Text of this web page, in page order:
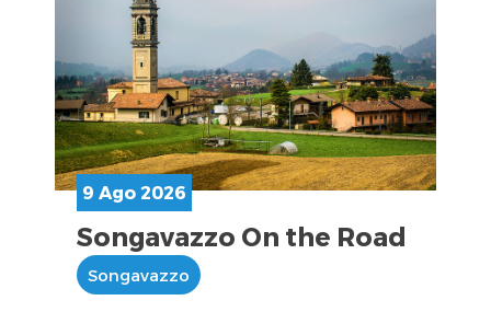
9 Ago 2026
Songavazzo On the Road
Songavazzo